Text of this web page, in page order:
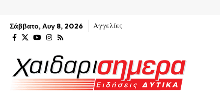
Σάββατο, Αυγ 8, 2026 Αγγελίες